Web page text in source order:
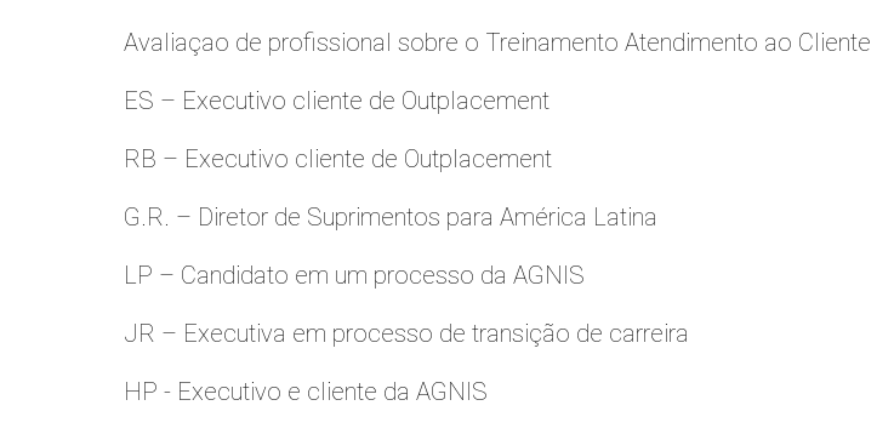
Avaliaçao de profissional sobre o Treinamento Atendimento ao Cliente
ES – Executivo cliente de Outplacement
RB – Executivo cliente de Outplacement
G.R. – Diretor de Suprimentos para América Latina
LP – Candidato em um processo da AGNIS
JR – Executiva em processo de transição de carreira
HP - Executivo e cliente da AGNIS